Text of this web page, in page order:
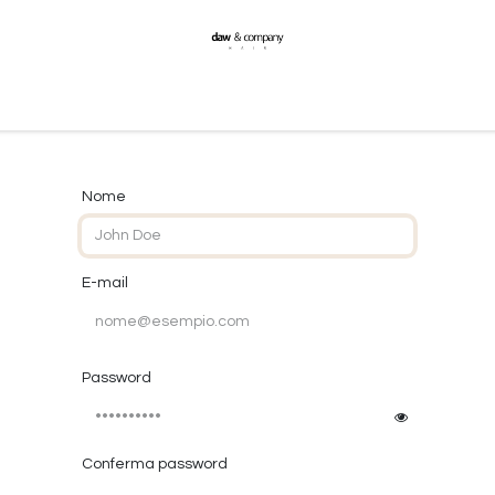
Nome
E-mail
Password
Conferma password